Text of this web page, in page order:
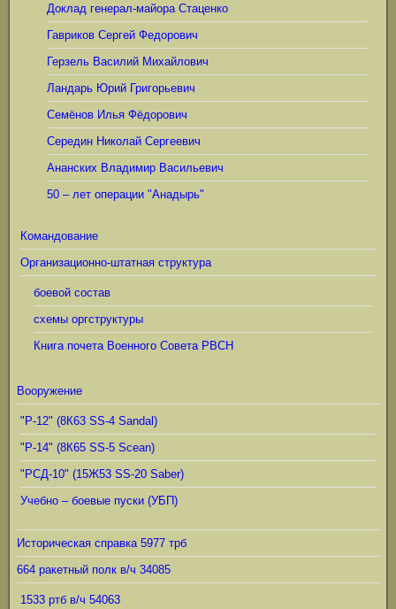
Доклад генерал-майора Стаценко
Гавриков Сергей Федорович
Герзель Василий Михайлович
Ландарь Юрий Григорьевич
Семёнов Илья Фёдорович
Середин Николай Сергеевич
Ананских Владимир Васильевич
50 – лет операции "Анадырь"
Командование
Организационно-штатная структура
боевой состав
схемы оргструктуры
Книга почета Военного Совета РВСН
Вооружение
"Р-12" (8К63 SS-4 Sandal)
"Р-14" (8К65 SS-5 Scean)
"РСД-10" (15Ж53 SS-20 Saber)
Учебно – боевые пуски (УБП)
Историческая справка 5977 трб
664 ракетный полк в/ч 34085
1533 ртб в/ч 54063